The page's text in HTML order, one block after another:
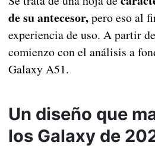
de su antecesor,pero eso al
experiencia de uso. A partir
comienzo con el análisis a
Galaxy A51.
Un diseño que
los Galaxy de